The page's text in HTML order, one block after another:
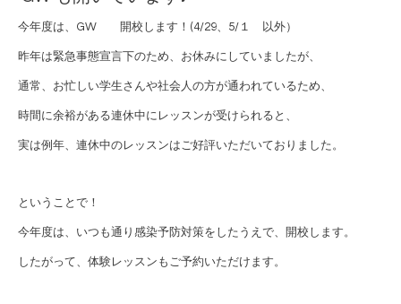
今年度は、GW 開校します！(4/29、5/１ 以外）
昨年は緊急事態宣言下のため、お休みにしていましたが、
通常、お忙しい学生さんや社会人の方が通われているため、
時間に余裕がある連休中にレッスンが受けられると、
実は例年、連休中のレッスンはご好評いただいておりました。
ということで！
今年度は、いつも通り感染予防対策をしたうえで、開校します。
したがって、 体験レッスンもご予約いただけます。